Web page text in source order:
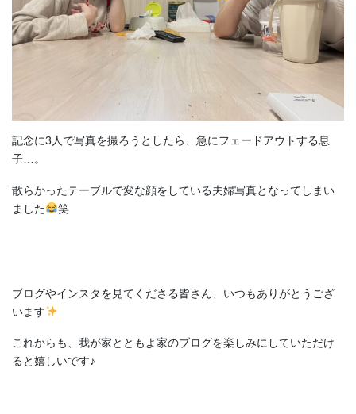
記念に3人で写真を撮ろうとしたら、急にフェードアウトする息
子…。
散らかったテーブルで変な顔をしている夫婦写真となってしまい
ました
笑
ブログやインスタを見てくださる皆さん、いつもありがとうござ
います
これからも、我が家とともよ家のブログを楽しみにしていただけ
ると嬉しいです♪